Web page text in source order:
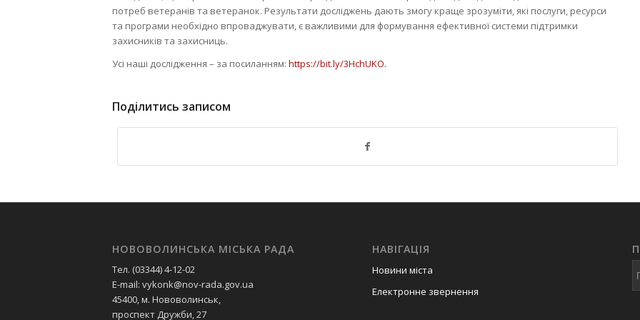
потреб ветеранів та ветеранок. Результати досліджень дають змогу краще зрозуміти, які послуги, ресурси
та програми необхідно впроваджувати, є важливими для формування ефективної системи підтримки
захисників та захисниць.
Усі наші дослідження – за посиланням: https://bit.ly/3HchUKO.
Поділитись записом
НОВОВОЛИНСЬКА МІСЬКА РАДА
Тел. (03344) 4-12-02
E-mail: vykonk@nov-rada.gov.ua
45400, м. Нововолинськ,
проспект Дружби, 27
НАВІГАЦІЯ
Новини міста
Електронне звернення